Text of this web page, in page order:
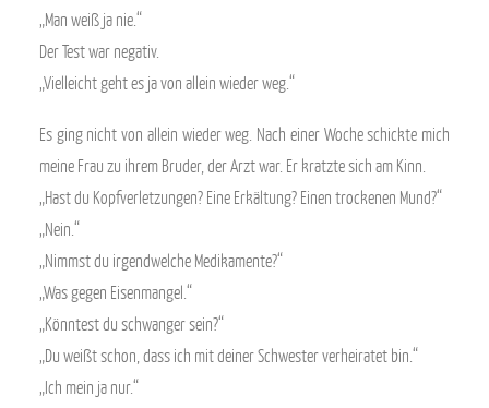
„Man weiß ja nie.“
Der Test war negativ.
„Vielleicht geht es ja von allein wieder weg.“
Es ging nicht von allein wieder weg. Nach einer Woche schickte mich
meine Frau zu ihrem Bruder, der Arzt war. Er kratzte sich am Kinn.
„Hast du Kopfverletzungen? Eine Erkältung? Einen trockenen Mund?“
„Nein.“
„Nimmst du irgendwelche Medikamente?“
„Was gegen Eisenmangel.“
„Könntest du schwanger sein?“
„Du weißt schon, dass ich mit deiner Schwester verheiratet bin.“
„Ich mein ja nur.“